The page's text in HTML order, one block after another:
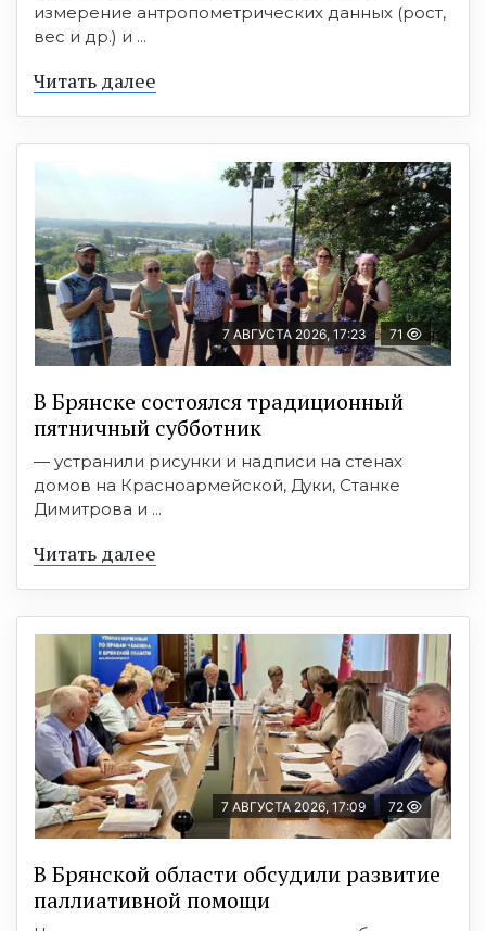
измерение антропометрических данных (рост,
вес и др.) и ...
Читать далее
7 АВГУСТА 2026, 17:23 71
В Брянске состоялся традиционный
пятничный субботник
— устранили рисунки и надписи на стенах
домов на Красноармейской, Дуки, Станке
Димитрова и ...
Читать далее
7 АВГУСТА 2026, 17:09 72
В Брянской области обсудили развитие
паллиативной помощи